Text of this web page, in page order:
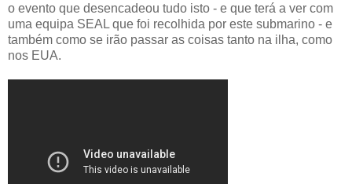
o evento que desencadeou tudo isto - e que terá a ver com
uma equipa SEAL que foi recolhida por este submarino - e
também como se irão passar as coisas tanto na ilha, como
nos EUA.